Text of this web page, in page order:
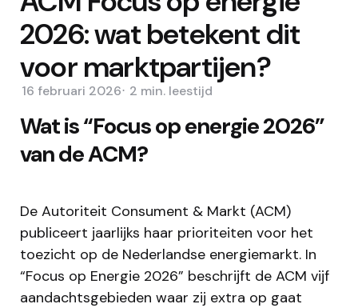
2026: wat betekent dit
voor marktpartijen?
16 februari 2026 2 min. leestijd
Wat is “Focus op energie 2026”
van de ACM?
De Autoriteit Consument & Markt (ACM)
publiceert jaarlijks haar prioriteiten voor het
toezicht op de Nederlandse energiemarkt. In
“Focus op Energie 2026” beschrijft de ACM vijf
aandachtsgebieden waar zij extra op gaat